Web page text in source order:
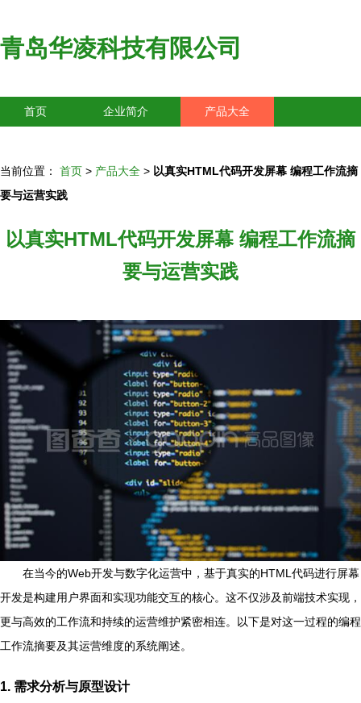
青岛华凌科技有限公司
首页 企业简介 产品大全
当前位置： 首页 > 产品大全 > 以真实HTML代码开发屏幕 编程工作流摘
要与运营实践
以真实HTML代码开发屏幕 编程工作流摘
要与运营实践
在当今的Web开发与数字化运营中，基于真实的HTML代码进行屏幕
开发是构建用户界面和实现功能交互的核心。这不仅涉及前端技术实现，
更与高效的工作流和持续的运营维护紧密相连。以下是对这一过程的编程
工作流摘要及其运营维度的系统阐述。
1. 需求分析与原型设计